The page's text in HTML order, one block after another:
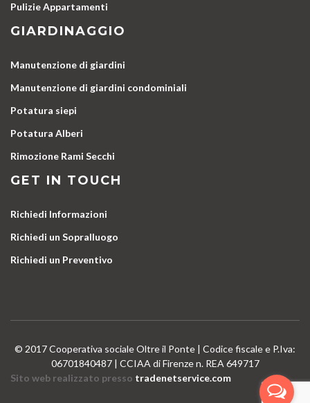
Pulizie Appartamenti
GIARDINAGGIO
Manutenzione di giardini
Manutenzione di giardini condominiali
Potatura siepi
Potatura Alberi
Rimozione Rami Secchi
GET IN TOUCH
Richiedi Informazioni
Richiedi un Sopralluogo
Richiedi un Preventivo
© 2017 Cooperativa sociale Oltre il Ponte | Codice fiscale e P.Iva:
06701840487 | CCIAA di Firenze n. REA 649717
Sito web realizzato presso tradenetservice.com